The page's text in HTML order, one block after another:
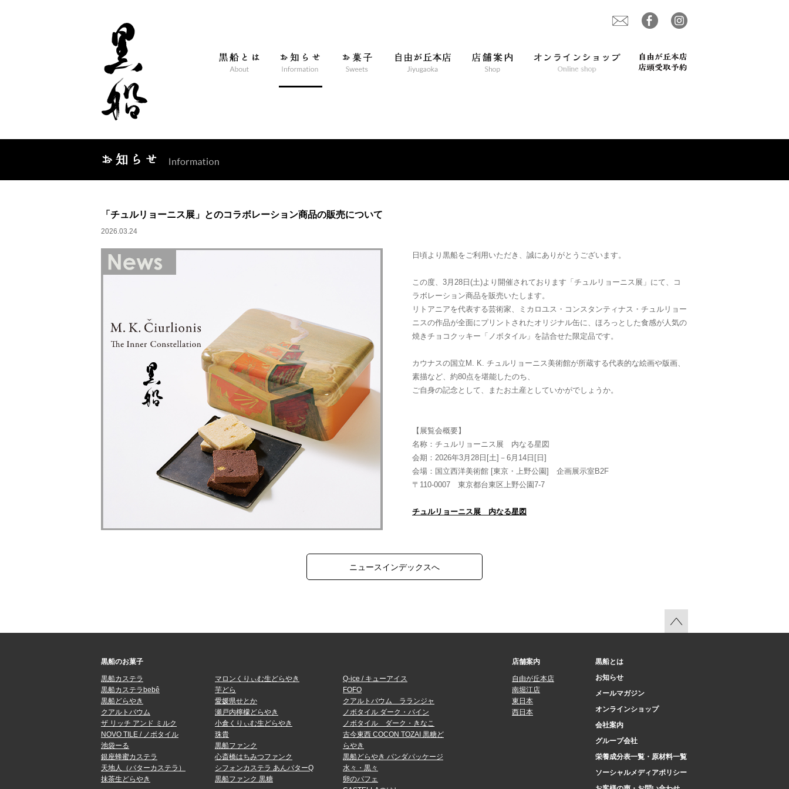
「チュルリョーニス展」とのコラボレーション商品の販売について
2026.03.24
日頃より黒船をご利用いただき、誠にありがとうございます。
この度、3月28日(土)より開催されております「チュルリョーニス展」にて、コ
ラボレーション商品を販売いたします。
リトアニアを代表する芸術家、ミカロユス・コンスタンティナス・チュルリョー
ニスの作品が全面にプリントされたオリジナル缶に、ほろっとした食感が人気の
焼きチョコクッキー「ノボタイル」を詰合せた限定品です。
カウナスの国立M. K. チュルリョーニス美術館が所蔵する代表的な絵画や版画、
素描など、約80点を堪能したのち、
ご自身の記念として、またお土産としていかがでしょうか。
【展覧会概要】
名称：チュルリョーニス展 内なる星図
会期：2026年3月28日[土]－6月14日[日]
会場：国立西洋美術館 [東京・上野公園] 企画展示室B2F
〒110-0007 東京都台東区上野公園7-7
チュルリョーニス展 内なる星図
ニュースインデックスへ
黒船のお菓子
黒船カステラ
黒船カステラbebê
黒船どらやき
クアルトバウム
ザ リッチ アンド ミルク
NOVO TILE / ノボタイル
池袋ーる
銀座蜂蜜カステラ
天地人（バターカステラ）
抹茶生どらやき
マロンくりぃむ生どらやき
芋どら
愛媛県せとか
瀬戸内檸檬どらやき
小倉くりぃむ生どらやき
珠貴
黒船ファンク
心斎橋はちみつファンク
シフォンカステラ あんバターQ
黒船ファンク 黒糖
Q-ice / キューアイス
FOFO
クアルトバウム ラランジャ
ノボタイル ダーク・パイン
ノボタイル ダーク・きなこ
古今東西 COCON TOZAI 黒糖ど
らやき
黒船どらやき パンダパッケージ
水々・黒々
卵のパフェ
店舗案内
自由が丘本店
南堀江店
東日本
西日本
黒船とは
お知らせ
メールマガジン
オンラインショップ
会社案内
グループ会社
栄養成分表一覧・原材料一覧
ソーシャルメディアポリシー